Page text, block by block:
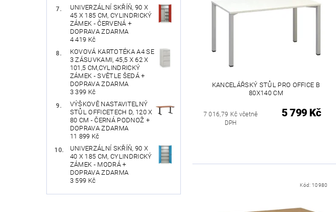
UNIVERZÁLNÍ SKŘÍŇ, 90 X
45 X 185 CM, CYLINDRICKÝ
ZÁMEK - ČERVENÁ +
DOPRAVA ZDARMA
4 419 Kč
KOVOVÁ KARTOTÉKA A4 SE
3 ZÁSUVKAMI, 45,5 X 62 X
101,5 CM,CYLINDRICKÝ
ZÁMEK - SVĚTLE ŠEDÁ +
DOPRAVA ZDARMA
3 399 Kč
VÝŠKOVĚ NASTAVITELNÝ
STŮL OFFICETECH D, 120 X
80 CM - ČERNÁ PODNOŽ +
DOPRAVA ZDARMA
11 899 Kč
UNIVERZÁLNÍ SKŘÍŇ, 90 X
40 X 185 CM, CYLINDRICKÝ
ZÁMEK - MODRÁ +
DOPRAVA ZDARMA
3 599 Kč
KANCELÁŘSKÝ STŮL PRO OFFICE B
80X140 CM
7 016,79 Kč včetně
DPH
5 799 Kč
Kód: 10980